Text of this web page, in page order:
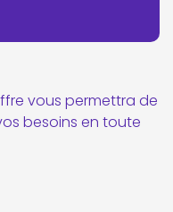
vous permettra de
besoins en toute